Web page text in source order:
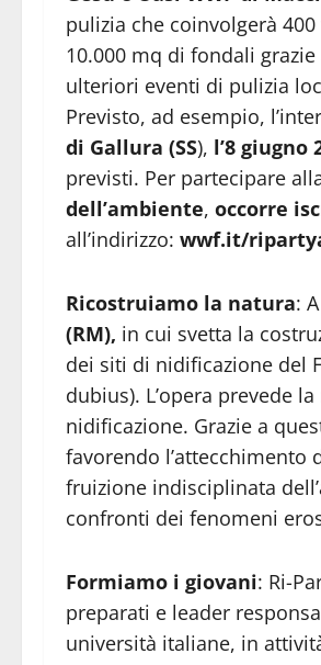
pulizia che coinvolgerà
10.000 mq di fondali
ulteriori eventi di pulizia
Previsto, ad esempio,
di Gallura (SS), l’8 giugno
previsti. Per partecipare
dell’ambiente, occorre
all’indirizzo: wwf.it/
Ricostruiamo la natura: A
(RM), in cui svetta la
dei siti di nidificazione del
dubius). L’opera prevede
nidificazione. Grazie a
favorendo l’attecchimento
fruizione indisciplinata
confronti dei fenomeni
Formiamo i giovani: Ri-
preparati e leader
università italiane, in